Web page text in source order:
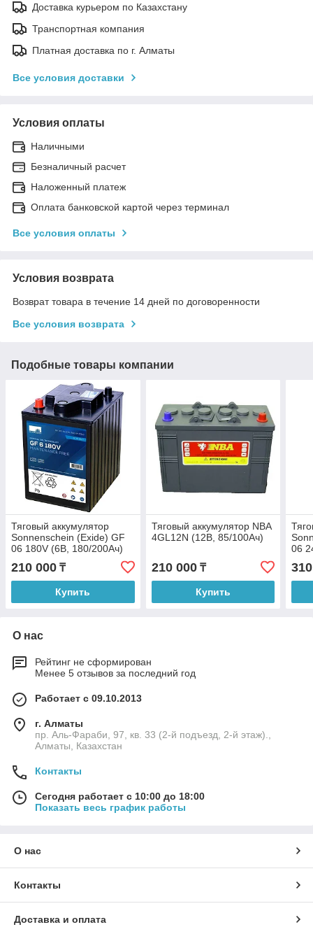
Доставка курьером по Казахстану
Транспортная компания
Платная доставка по г. Алматы
Все условия доставки
Условия оплаты
Наличными
Безналичный расчет
Наложенный платеж
Оплата банковской картой через терминал
Все условия оплаты
Условия возврата
Возврат товара в течение 14 дней по договоренности
Все условия возврата
Подобные товары компании
Тяговый аккумулятор
Sonnenschein (Exide) GF
06 180V (6В, 180/200Ач)
210 000 ₸
Купить
Тяговый аккумулятор NBA
4GL12N (12В, 85/100Ач)
210 000₸
Купить
06
О нас
Рейтинг не сформирован
Менее 5 отзывов за последний год
Работает с 09.10.2013
г. Алматы
пр. Аль-Фараби, 97, кв. 33 (2-й подъезд, 2-й этаж).,
Алматы, Казахстан
Контакты
Сегодня работает с 10:00 до 18:00
Показать весь график работы
О нас
Контакты
Доставка и оплата